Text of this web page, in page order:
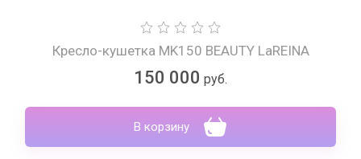
Кресло-кушетка MK150 BEAUTY LaREINA
150 000 руб.
В корзину